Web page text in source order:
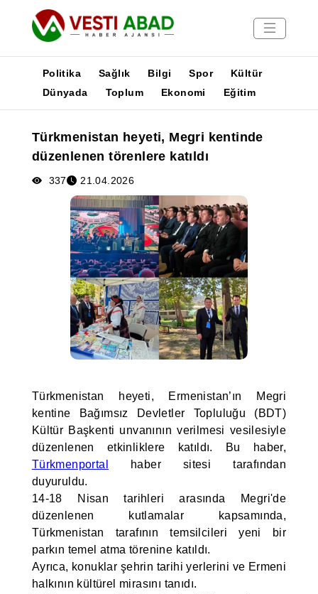
Yayınlar
Medya
Poster
Politika Sağlık Bilgi Spor
Kültür
Dünyada
Toplum Ekonomi Eğitim
Türkmenistan heyeti, Megri kentinde
düzenlenen törenlere katıldı
337 21.04.2026
Türkmenistan heyeti, Ermenistan’ın Megri
kentine Bağımsız Devletler Topluluğu (BDT)
Kültür Başkenti unvanının verilmesi vesilesiyle
düzenlenen etkinliklere katıldı. Bu haber,
Türkmenportal
haber sitesi tarafından
duyuruldu.
14-18 Nisan tarihleri arasında Megri'de
düzenlenen kutlamalar kapsamında,
Türkmenistan tarafının temsilcileri yeni bir
parkın temel atma törenine katıldı.
Ayrıca, konuklar şehrin tarihi yerlerini ve Ermeni
halkının kültürel mirasını tanıdı.